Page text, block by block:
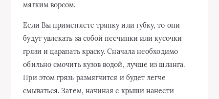
мягким ворсом.
Если Вы применяете тряпку или губку, то они
будут увлекать за собой песчинки или кусочки
грязи и царапать краску. Сначала необходимо
обильно смочить кузов водой, лучше из шланга.
При этом грязь размягчится и будет легче
смываться. Затем, начиная с крыши нанести